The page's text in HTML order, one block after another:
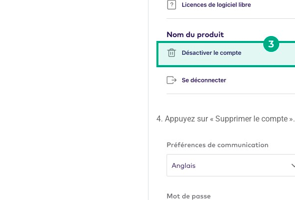
4. Appuyez sur « Supprimer le compte ».